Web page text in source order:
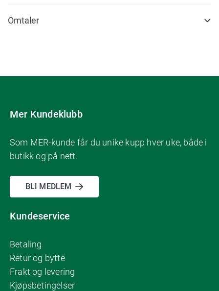
Omtaler
Mer Kundeklubb
Som MER-kunde får du unike kupp hver uke, både i
butikk og på nett.
BLI MEDLEM
Kundeservice
Betaling
Retur og bytte
Frakt og levering
Kjøpsbetingelser